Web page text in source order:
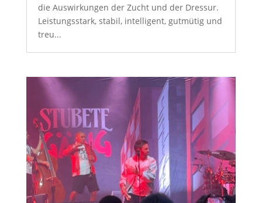
die Auswirkungen der Zucht und der Dressur.
Leistungsstark, stabil, intelligent, gutmütig und
treu...